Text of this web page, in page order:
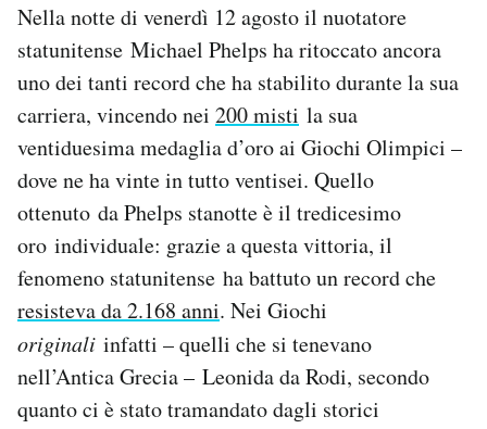
CALENDARIO
AREA PERSONALE
Area Personale
Newsletter
Notifiche mobile
Regala il Post
Hai bisogno di aiuto?
Nella notte di venerdì 12 agosto il nuotatore
statunitense Michael Phelps ha ritoccato ancora
uno dei tanti record che ha stabilito durante la sua
carriera, vincendo nei 200 misti la sua
ventiduesima medaglia d’oro ai Giochi Olimpici –
dove ne ha vinte in tutto ventisei. Quello
ottenuto da Phelps stanotte è il tredicesimo
oro individuale: grazie a questa vittoria, il
fenomeno statunitense ha battuto un record che
resisteva da 2.168 anni. Nei Giochi
originali infatti – quelli che si tenevano
nell’Antica Grecia – Leonida da Rodi, secondo
quanto ci è stato tramandato dagli storici